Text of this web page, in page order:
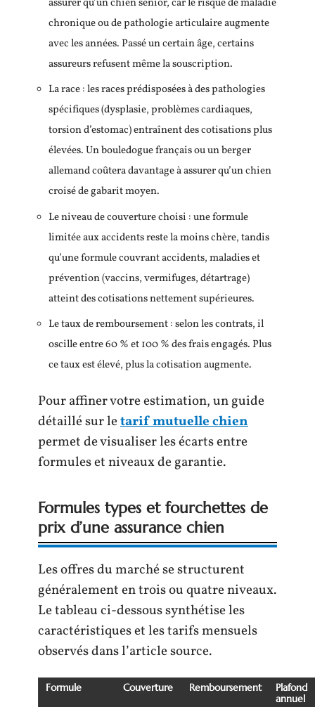
chronique ou de pathologie articulaire augmente
avec les années. Passé un certain âge, certains
assureurs refusent même la souscription.
La race : les races prédisposées à des pathologies
spécifiques (dysplasie, problèmes cardiaques,
torsion d’estomac) entraînent des cotisations plus
élevées. Un bouledogue français ou un berger
allemand coûtera davantage à assurer qu’un chien
croisé de gabarit moyen.
Le niveau de couverture choisi : une formule
limitée aux accidents reste la moins chère, tandis
qu’une formule couvrant accidents, maladies et
prévention (vaccins, vermifuges, détartrage)
atteint des cotisations nettement supérieures.
Le taux de remboursement : selon les contrats, il
oscille entre 60 % et 100 % des frais engagés. Plus
ce taux est élevé, plus la cotisation augmente.
Pour affiner votre estimation, un guide
détaillé sur letarif mutuelle chien
permet de visualiser les écarts entre
formules et niveaux de garantie.
Formules types et fourchettes de
prix d’une assurance chien
Les offres du marché se structurent
généralement en trois ou quatre niveaux.
Le tableau ci-dessous synthétise les
caractéristiques et les tarifs mensuels
observés dans l’article source.
Formule Couverture Remboursement
Plafond
annuel